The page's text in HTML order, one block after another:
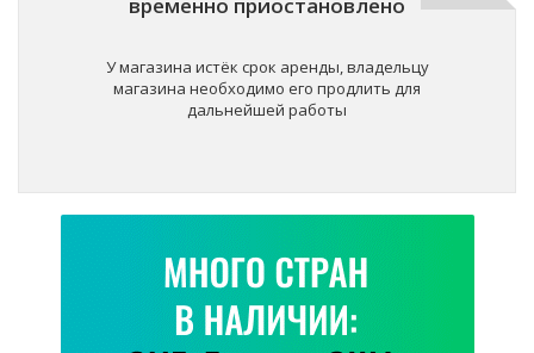
У магазина истёк срок аренды, владельцу
магазина необходимо его продлить для
дальнейшей работы